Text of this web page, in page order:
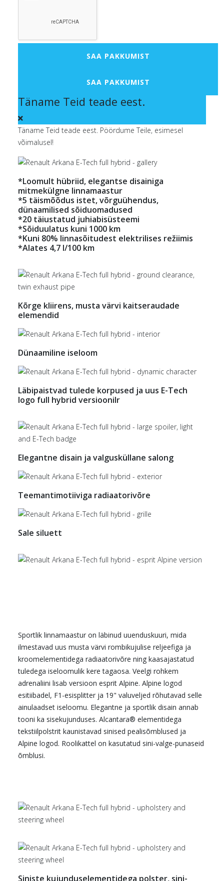
SAA PAKKUMIST
SAA PAKKUMIST
Täname Teid teade eest.
Täname Teid teade eest. Pöördume Teile, esimesel
võimalusel!
*Loomult hübriid, elegantse disainiga
mitmekülgne linnamaastur
*5 täismõõdus istet, võrguühendus,
dünaamilised sõiduomadused
*20 täiustatud juhiabisüsteemi
*Sõiduulatus kuni 1000 km
*Kuni 80% linnasõitudest elektrilises režiimis
*Alates 4,7 l/100 km
Kõrge kliirens, musta värvi kaitseraudade
elemendid
Dünaamiline iseloom
Läbipaistvad tulede korpused ja uus E-Tech
logo full hybrid versioonilr
Elegantne disain ja valgusküllane salong
Teemantimotiiviga radiaatorivõre
Sale siluett
Sportlik linnamaastur on läbinud uuenduskuuri, mida
ilmestavad uus musta värvi rombikujulise reljeefiga ja
kroomelementidega radiaatorivõre ning kaasajastatud
tuledega iseloomulik kere tagaosa. Veelgi rohkem
adrenaliini lisab versioon esprit Alpine. Alpine logod
esitiibadel, F1-esisplitter ja 19" valuveljed rõhutavad selle
ainulaadset iseloomu. Elegantne ja sportlik disain annab
tooni ka sisekujunduses. Alcantara® elementidega
tekstiilpolstrit kaunistavad sinised pealisõmblused ja
Alpine logod. Roolikattel on kasutatud sini-valge-punaseid
õmblusi.
Siniste kujunduselementidega polster, sini-